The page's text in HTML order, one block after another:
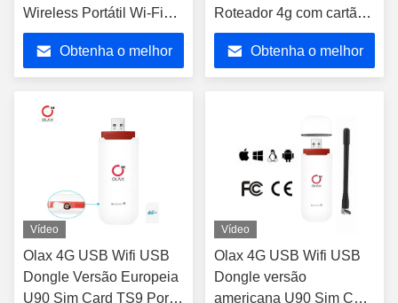
Wireless Portátil Wi-Fi
Pocket Mobile Hotspot
Car Wi-Fi Roteador com
slot de cartão SIM
Obtenha o melhor
Roteador 4g com cartão
SIM Roteador Wifi 4g
Obtenha o melhor
Vídeo
Olax 4G USB Wifi USB
Dongle Versão Europeia
U90 Sim Card TS9 Port
Vídeo
Olax 4G USB Wifi USB
Dongle versão
americana U90 Sim Card